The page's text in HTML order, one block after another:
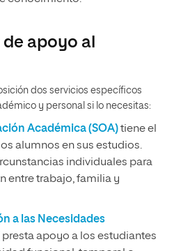
apoyo al
dos servicios específicos
y personal si lo necesitas:
Académica (SOA)tiene el
alumnos en sus estudios.
individuales para
entre trabajo, familia y
a las Necesidades
presta apoyo a los estudiantes